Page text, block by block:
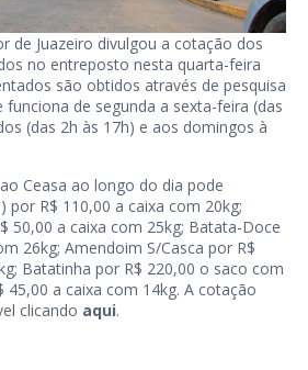
de Juazeiro divulgou a cotação dos
no entreposto nesta quarta-feira
são obtidos através de pesquisa
de segunda a sexta-feira (das
(das 2h às 17h) e aos domingos à
Ceasa ao longo do dia pode
por R$ 110,00 a caixa com 20kg;
50,00 a caixa com 25kg; Batata-Doce
26kg; Amendoim S/Casca por R$
Batatinha por R$ 220,00 o saco com
45,00 a caixa com 14kg. A cotação
clicando aqui.